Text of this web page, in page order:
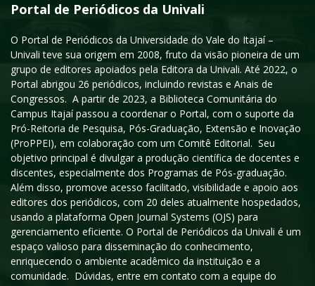
Portal de Periódicos da Univali
O Portal de Periódicos da Universidade do Vale do Itajaí –
Univali teve sua origem em 2008, fruto da visão pioneira de um
grupo de editores apoiados pela Editora da Univali. Até 2022, o
Portal abrigou 26 periódicos, incluindo revistas e Anais de
Congressos. A partir de 2023, a Biblioteca Comunitária do
Campus Itajaí passou a coordenar o Portal, com o suporte da
Pró-Reitoria de Pesquisa, Pós-Graduação, Extensão e Inovação
(ProPPEI), em colaboração com um Comitê Editorial. Seu
objetivo principal é divulgar a produção científica de docentes e
discentes, especialmente dos Programas de Pós-graduação.
Além disso, promove acesso facilitado, visibilidade e apoio aos
editores dos periódicos, com 20 deles atualmente hospedados,
usando a plataforma Open Journal Systems (OJS) para
gerenciamento eficiente. O Portal de Periódicos da Univali é um
espaço valioso para disseminação do conhecimento,
enriquecendo o ambiente acadêmico da instituição e a
comunidade. Dúvidas, entre em contato com a equipe do